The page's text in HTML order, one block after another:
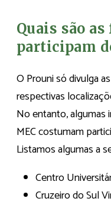
Quais são
participam
O Prouni só divulga
respectivas
No entanto,
MEC costumam
Listamos algumas a
Centro
Cruzeiro do Sul